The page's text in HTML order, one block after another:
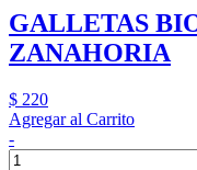
GALLETAS
ZANAHORIA
$ 220
Agregar al Carrito
-